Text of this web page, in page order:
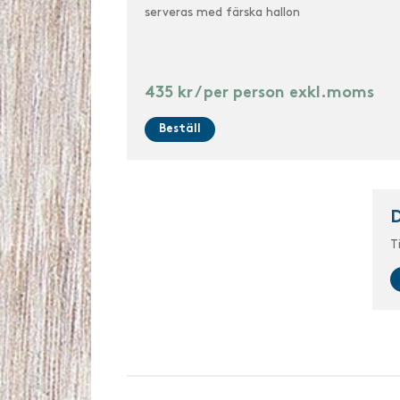
serveras med färska hallon
435 kr / per person exkl.moms
Beställ